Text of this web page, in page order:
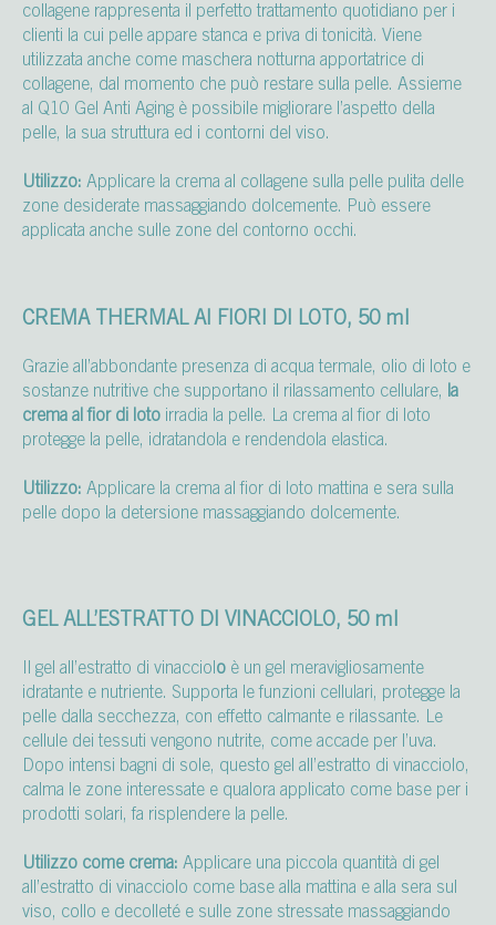
collagene rappresenta il perfetto trattamento quotidiano per i
clienti la cui pelle appare stanca e priva di tonicità. Viene
utilizzata anche come maschera notturna apportatrice di
collagene, dal momento che può restare sulla pelle. Assieme
al Q10 Gel Anti Aging è possibile migliorare l’aspetto della
pelle, la sua struttura ed i contorni del viso.
Utilizzo: Applicare la crema al collagene sulla pelle pulita delle
zone desiderate massaggiando dolcemente. Può essere
applicata anche sulle zone del contorno occhi.
CREMA THERMAL AI FIORI DI LOTO, 50 ml
Grazie all’abbondante presenza di acqua termale, olio di loto e
sostanze nutritive che supportano il rilassamento cellulare, la
crema al fior di loto irradia la pelle. La crema al fior di loto
protegge la pelle, idratandola e rendendola elastica.
Utilizzo: Applicare la crema al fior di loto mattina e sera sulla
pelle dopo la detersione massaggiando dolcemente.
GEL ALL’ESTRATTO DI VINACCIOLO, 50 ml
Il gel all’estratto di vinacciol o è un gel meravigliosamente
idratante e nutriente. Supporta le funzioni cellulari, protegge la
pelle dalla secchezza, con effetto calmante e rilassante. Le
cellule dei tessuti vengono nutrite, come accade per l’uva.
Dopo intensi bagni di sole, questo gel all’estratto di vinacciolo,
calma le zone interessate e qualora applicato come base per i
prodotti solari, fa risplendere la pelle.
Utilizzo come crema: Applicare una piccola quantità di gel
all’estratto di vinacciolo come base alla mattina e alla sera sul
viso, collo e decolleté e sulle zone stressate massaggiando